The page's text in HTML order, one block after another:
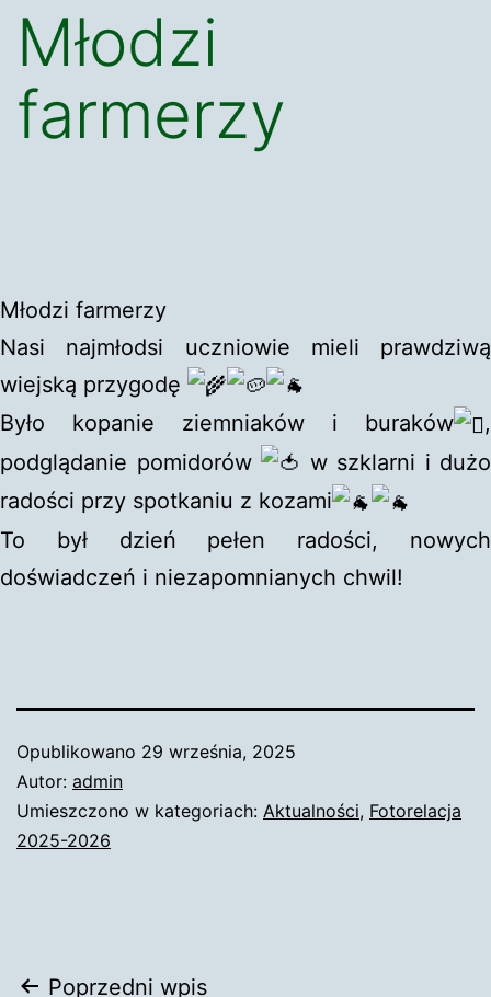
Młodzi
farmerzy
Młodzi farmerzy
Nasi najmłodsi uczniowie mieli prawdziwą
wiejską przygodę
Było kopanie ziemniaków i buraków
,
podglądanie pomidorów
w szklarni i dużo
radości przy spotkaniu z kozami
To był dzień pełen radości, nowych
doświadczeń i niezapomnianych chwil!
Opublikowano 29 września, 2025
Autor: admin
Umieszczono w kategoriach: Aktualności, Fotorelacja
2025-2026
Poprzedni wpis